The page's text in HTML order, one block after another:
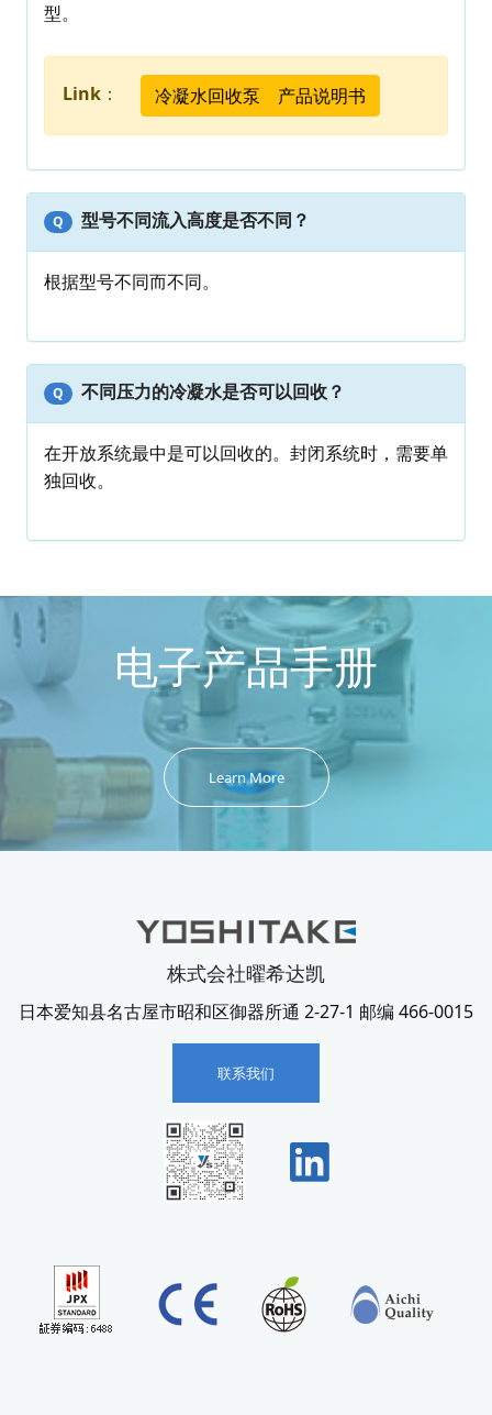
型。
Link ： 冷凝水回收泵 产品说明书
Q 型号不同流入高度是否不同？
根据型号不同而不同。
Q 不同压力的冷凝水是否可以回收？
在开放系统最中是可以回收的。封闭系统时，需要单
独回收。
电子产品手册
Learn More
株式会社曜希达凯
日本爱知县名古屋市昭和区御器所通 2-27-1 邮编 466-0015
联系我们